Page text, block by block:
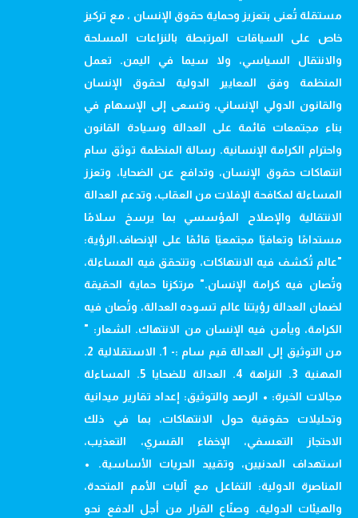
مستقلة تُعنى بتعزيز وحماية حقوق الإنسان ، مع تركيز
خاص على السياقات المرتبطة بالنزاعات المسلحة
والانتقال السياسي، ولا سيما في اليمن. تعمل
المنظمة وفق المعايير الدولية لحقوق الإنسان
والقانون الدولي الإنساني، وتسعى إلى الإسهام في
بناء مجتمعات قائمة على العدالة وسيادة القانون
واحترام الكرامة الإنسانية. رسالة المنظمة توثق سام
انتهاكات حقوق الإنسان، وتدافع عن الضحايا، وتعزز
المساءلة لمكافحة الإفلات من العقاب، وتدعم العدالة
الانتقالية والإصلاح المؤسسي بما يرسخ سلامًا
مستدامًا وتعافيًا مجتمعيًا قائمًا على الإنصاف.الرؤية:
"عالم تُكشف فيه الانتهاكات، وتتحقق فيه المساءلة،
وتُصان فيه كرامة الإنسان." مرتكزنا حماية الحقيقة
لضمان العدالة رؤيتنا عالم تسوده العدالة، وتُصان فيه
الكرامة، ويأمن فيه الإنسان من الانتهاك. الشعار: "
من التوثيق إلى العدالة قيم سام :- 1. الاستقلالية 2.
المهنية 3. النزاهة 4. العدالة للضحايا 5. المساءلة
مجالات الخبرة: • الرصد والتوثيق: إعداد تقارير ميدانية
وتحليلات حقوقية حول الانتهاكات، بما في ذلك
الاحتجاز التعسفي، الإخفاء القسري، التعذيب،
استهداف المدنيين، وتقييد الحريات الأساسية. •
المناصرة الدولية: التفاعل مع آليات الأمم المتحدة،
والهيئات الدولية، وصنّاع القرار من أجل الدفع نحو